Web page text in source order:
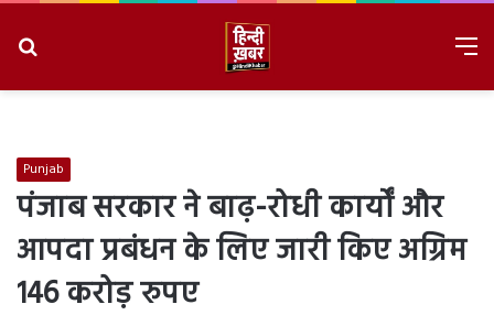
Punjab
पंजाब सरकार ने बाढ़-रोधी कार्यों और
आपदा प्रबंधन के लिए जारी किए अग्रिम
146 करोड़ रुपए